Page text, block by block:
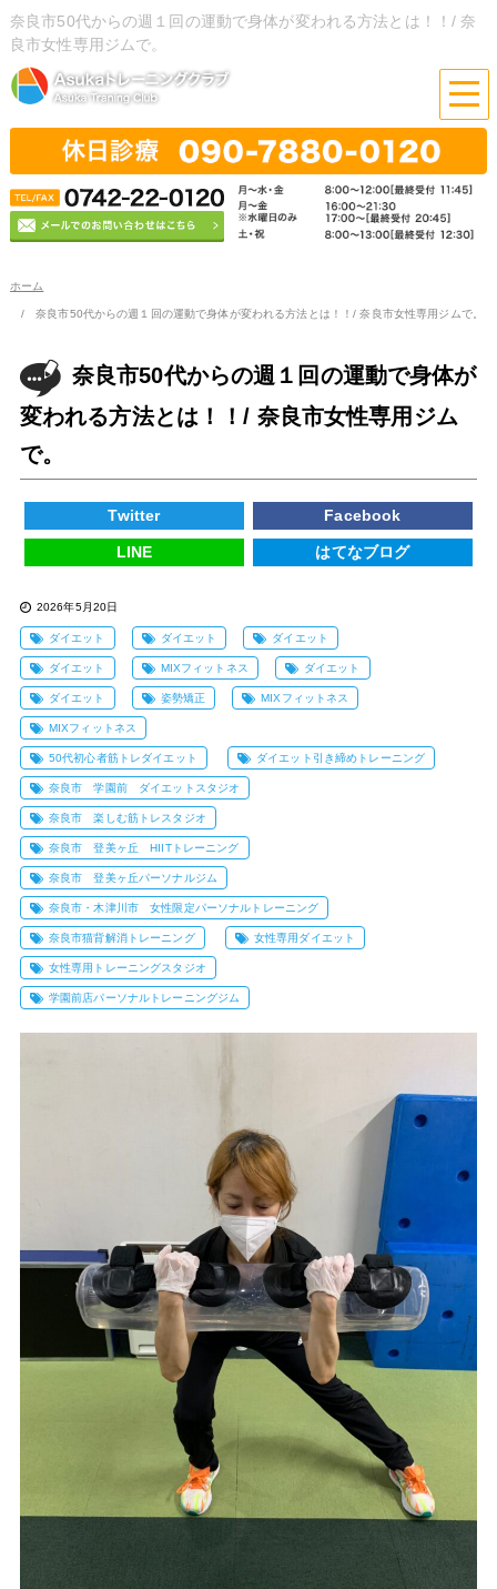
奈良市50代からの週１回の運動で身体が変われる方法とは！！/ 奈
良市女性専用ジムで。
ホーム
奈良市50代からの週１回の運動で身体が変われる方法とは！！/ 奈良市女性専用ジムで。
奈良市50代からの週１回の運動で身体が
変われる方法とは！！/ 奈良市女性専用ジム
で。
Twitter Facebook
LINE はてなブログ
2026年5月20日
ダイエット ダイエット ダイエット
ダイエット MIXフィットネス ダイエット
ダイエット 姿勢矯正 MIXフィットネス
MIXフィットネス
50代初心者筋トレダイエット ダイエット引き締めトレーニング
奈良市 学園前 ダイエットスタジオ
奈良市 楽しむ筋トレスタジオ
奈良市 登美ヶ丘 HIITトレーニング
奈良市 登美ヶ丘パーソナルジム
奈良市・木津川市 女性限定パーソナルトレーニング
奈良市猫背解消トレーニング 女性専用ダイエット
女性専用トレーニングスタジオ
学園前店パーソナルトレーニングジム